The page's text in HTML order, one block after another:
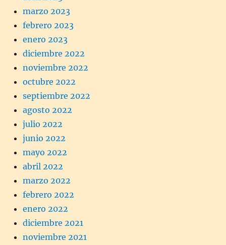
marzo 2023
febrero 2023
enero 2023
diciembre 2022
noviembre 2022
octubre 2022
septiembre 2022
agosto 2022
julio 2022
junio 2022
mayo 2022
abril 2022
marzo 2022
febrero 2022
enero 2022
diciembre 2021
noviembre 2021